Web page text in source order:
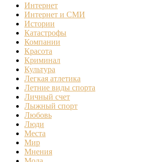
Интернет
Интернет и СМИ
Истории
Катастрофы
Компании
Красота
Криминал
Культура
Легкая атлетика
Летние виды спорта
Личный счет
Лыжный спорт
Любовь
Люди
Места
Мир
Мнения